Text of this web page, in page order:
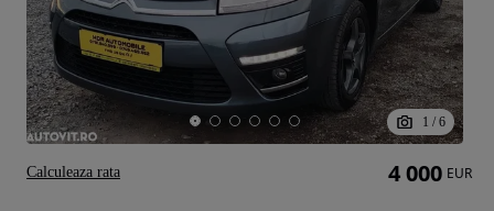
1 / 6
4 000 EUR
Calculeaza rata